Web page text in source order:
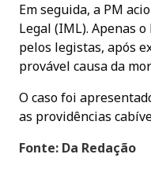
Em seguida, a PM
Legal (IML). Apenas
pelos legistas, após
provável causa da
O caso foi
as providências
Fonte: Da Redação